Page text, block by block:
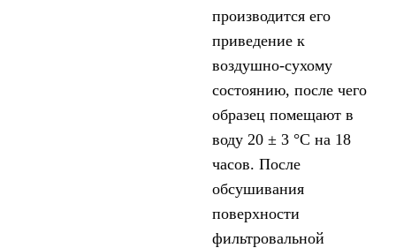
производится его
приведение к
воздушно-сухому
состоянию, после чего
образец помещают в
воду 20 ± 3 °С на 18
часов. После
обсушивания
поверхности
фильтровальной